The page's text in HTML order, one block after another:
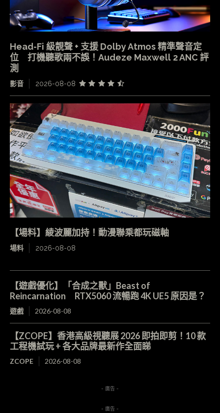
Head-Fi 級靚聲 + 支援 Dolby Atmos 精準聲音定
位 打機聽歌兩不誤！Audeze Maxwell 2 ANC 評
測
影音 2026-08-08
【場料】綾波麗加持！動漫聯乘都玩磁軸
場料 2026-08-08
【遊戲優化】「合成之獸」Beast of
Reincarnation RTX5060 流暢跑 4K UE5 原因是？
遊戲 2026-08-08
【ZCOPE】香港高級視聽展 2026 即拍即剪！10 款
工程機試玩 + 各大品牌最新作全面睇
ZCOPE 2026-08-08
- 廣告 -
- 廣告 -